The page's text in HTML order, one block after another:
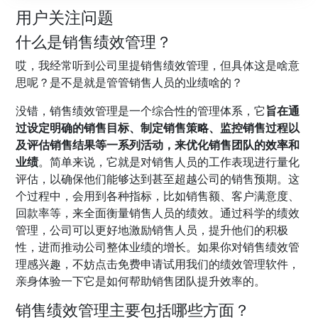
用户关注问题
什么是销售绩效管理？
哎，我经常听到公司里提销售绩效管理，但具体这是啥意
思呢？是不是就是管管销售人员的业绩啥的？
没错，销售绩效管理是一个综合性的管理体系，它旨在通
过设定明确的销售目标、制定销售策略、监控销售过程以
及评估销售结果等一系列活动，来优化销售团队的效率和
业绩。简单来说，它就是对销售人员的工作表现进行量化
评估，以确保他们能够达到甚至超越公司的销售预期。这
个过程中，会用到各种指标，比如销售额、客户满意度、
回款率等，来全面衡量销售人员的绩效。通过科学的绩效
管理，公司可以更好地激励销售人员，提升他们的积极
性，进而推动公司整体业绩的增长。如果你对销售绩效管
理感兴趣，不妨点击免费申请试用我们的绩效管理软件，
亲身体验一下它是如何帮助销售团队提升效率的。
销售绩效管理主要包括哪些方面？